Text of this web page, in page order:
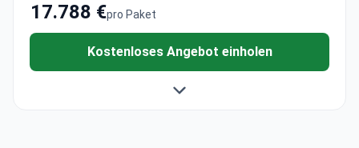
pro Paket
17.788 €
Kostenloses Angebot einholen